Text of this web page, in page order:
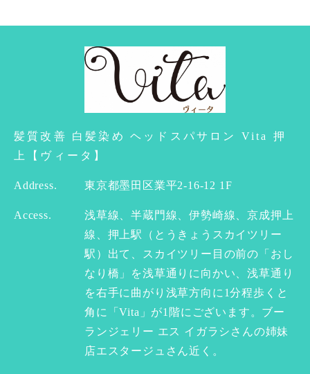
髪質改善 白髪染め ヘッドスパサロン Vita 押
上【ヴィータ】
Address. 東京都墨田区業平2-16-12 1F
Access.
浅草線、半蔵門線、伊勢崎線、京成押上
線、押上駅（とうきょうスカイツリー
駅）出て、スカイツリー目の前の「おし
なり橋」を浅草通りに向かい、浅草通り
を右手に曲がり浅草方向に1分程歩くと
角に「Vita」が1階にございます。ブー
ランジェリー エス イガラシさんの姉妹
店エスタージュさん近く。